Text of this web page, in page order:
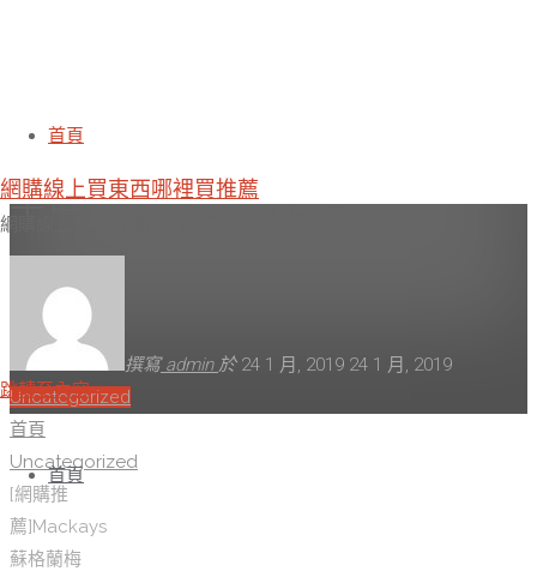
首頁
網購線上買東西哪裡買推薦
網購線上買東西哪裡買推薦
跳轉至內容
首頁
[網購推薦]Mackays 蘇格蘭梅凱
草莓果醬 340g哪裡買便
撰寫 admin 於 24 1 月, 2019 24 1 月, 2019
Uncategorized
首頁
Uncategorized
[網購推
薦]Mackays
蘇格蘭梅